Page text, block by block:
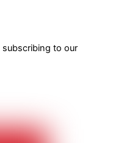
to our